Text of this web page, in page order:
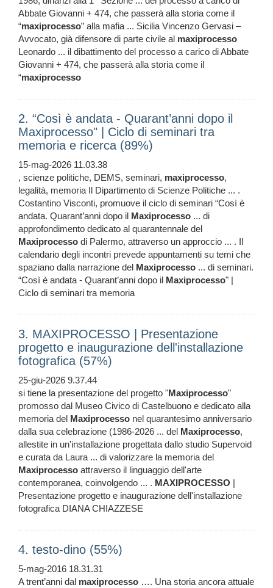
Abbate Giovanni + 474, che passerà alla storia come il
“maxiprocesso” alla mafia ... Sicilia Vincenzo Gervasi –
Avvocato, già difensore di parte civile al maxiprocesso
Leonardo ... il dibattimento del processo a carico di Abbate
Giovanni + 474, che passerà alla storia come il
“maxiprocesso
2. “Così è andata - Quarant’anni dopo il
Maxiprocesso" | Ciclo di seminari tra
memoria e ricerca (89%)
15-mag-2026 11.03.38
, scienze politiche, DEMS, seminari, maxiprocesso,
legalità, memoria Il Dipartimento di Scienze Politiche ... .
Costantino Visconti, promuove il ciclo di seminari “Così è
andata. Quarant’anni dopo il Maxiprocesso ... di
approfondimento dedicato al quarantennale del
Maxiprocesso di Palermo, attraverso un approccio ... . Il
calendario degli incontri prevede appuntamenti su temi che
spaziano dalla narrazione del Maxiprocesso ... di seminari.
“Così è andata - Quarant’anni dopo il Maxiprocesso" |
Ciclo di seminari tra memoria
3. MAXIPROCESSO | Presentazione
progetto e inaugurazione dell'installazione
fotografica (57%)
25-giu-2026 9.37.44
si tiene la presentazione del progetto "Maxiprocesso"
promosso dal Museo Civico di Castelbuono e dedicato alla
memoria del Maxiprocesso nel quarantesimo anniversario
dalla sua celebrazione (1986-2026 ... del Maxiprocesso,
allestite in un'installazione progettata dallo studio Supervoid
e curata da Laura ... di valorizzare la memoria del
Maxiprocesso attraverso il linguaggio dell'arte
contemporanea, coinvolgendo ... . MAXIPROCESSO |
Presentazione progetto e inaugurazione dell'installazione
fotografica DIANA CHIAZZESE
4. testo-dino (55%)
5-mag-2016 18.31.31
A trent’anni dal maxiprocesso …. Una storia ancora attuale